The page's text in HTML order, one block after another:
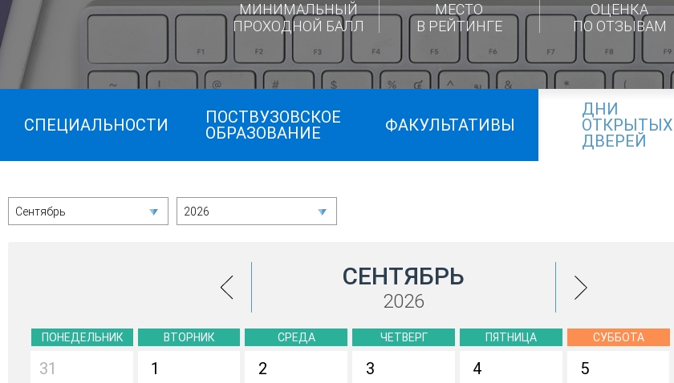
МИНИМАЛЬНЫЙ
ПРОХОДНОЙ БАЛЛ
МЕСТО
В РЕЙТИНГЕ
ОЦЕНКА
ПО ОТЗЫВАМ
СПЕЦИАЛЬНОСТИ
ПОСТВУЗОВСКОЕ
ОБРАЗОВАНИЕ
ФАКУЛЬТАТИВЫ
ДНИ
ОТКРЫТЫХ
ДВЕРЕЙ
Сентябрь 2026
СЕНТЯБРЬ
2026
ПОНЕДЕЛЬНИК ВТОРНИК СРЕДА ЧЕТВЕРГ ПЯТНИЦА СУББОТА
31 1 2 3 4 5